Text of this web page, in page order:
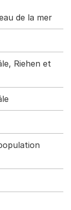
de la mer
Riehen et